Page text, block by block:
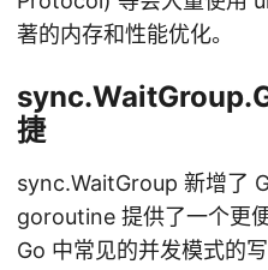
著的内存和性能优化。
捷
sync.WaitGroup 新增了
goroutine 提供了一个更
Go 中常见的并发模式的